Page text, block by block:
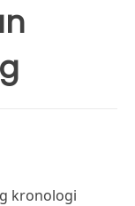
kronologi